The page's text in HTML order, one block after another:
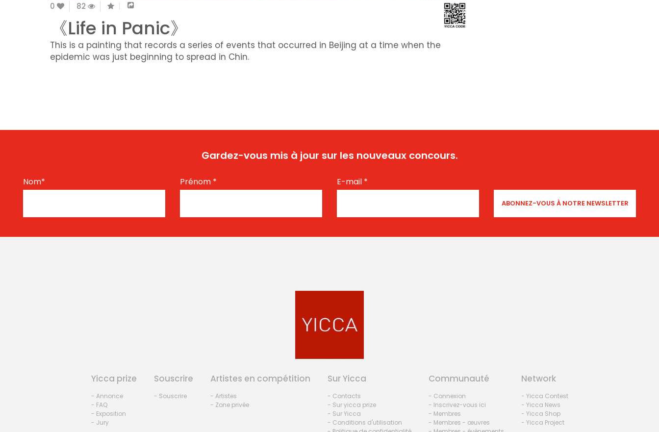
0 82
《Life in Panic》
This is a painting that records a series of events that occurred in Beijing at a time when the
epidemic was just beginning to spread in Chin.
Gardez-vous mis à jour sur les nouveaux concours.
Nom* Prénom * E-mail *
Yicca prize
- Annonce
- FAQ
- Exposition
- Jury
Souscrire
- Souscrire
Artistes en compétition
- Artistes
- Zone privée
Sur Yicca
- Contacts
- Sur yicca prize
- Sur Yicca
- Conditions d'utilisation
Communauté
- Connexion
- Inscrivez-vous ici
- Membres
- Membres - œuvres
Network
- Yicca Contest
- Yicca News
- Yicca Shop
- Yicca Project